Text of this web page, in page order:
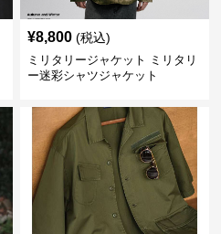
¥8,800 (税込)
ミリタリージャケット ミリタリ
ー迷彩シャツジャケット